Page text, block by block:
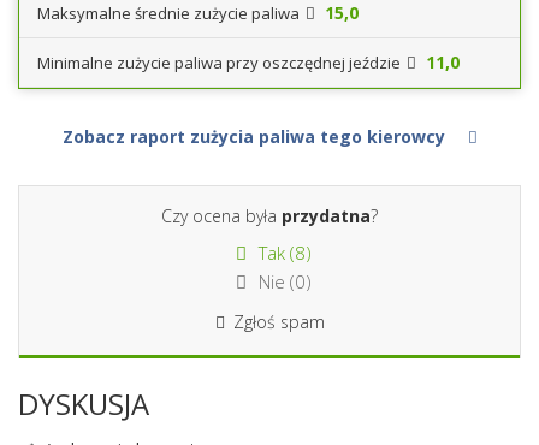
Maksymalne średnie zużycie paliwa 15,0
Minimalne zużycie paliwa przy oszczędnej jeździe 11,0
Zobacz raport zużycia paliwa tego kierowcy
Czy ocena była przydatna?
Tak (8)
Nie (0)
Zgłoś spam
DYSKUSJA